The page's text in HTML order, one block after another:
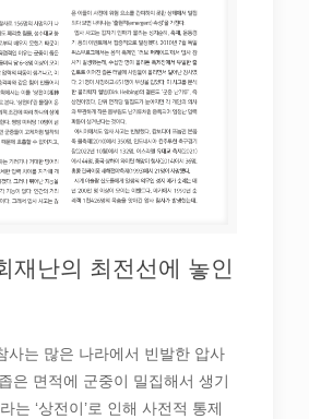
재난의 최전선에 놓인
사는 많은 나라에서 빈발한 압사
은 면적에 군중이 밀집해서 생기
는 ‘상전이’로 인해 사전적 통제